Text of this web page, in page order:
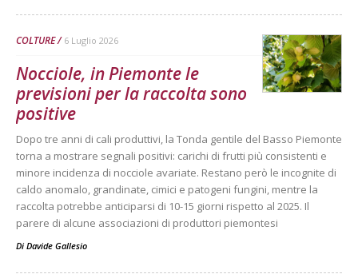
COLTURE 6 Luglio 2026
Nocciole, in Piemonte le
previsioni per la raccolta sono
positive
Dopo tre anni di cali produttivi, la Tonda gentile del Basso Piemonte
torna a mostrare segnali positivi: carichi di frutti più consistenti e
minore incidenza di nocciole avariate. Restano però le incognite di
caldo anomalo, grandinate, cimici e patogeni fungini, mentre la
raccolta potrebbe anticiparsi di 10-15 giorni rispetto al 2025. Il
parere di alcune associazioni di produttori piemontesi
Di Davide Gallesio